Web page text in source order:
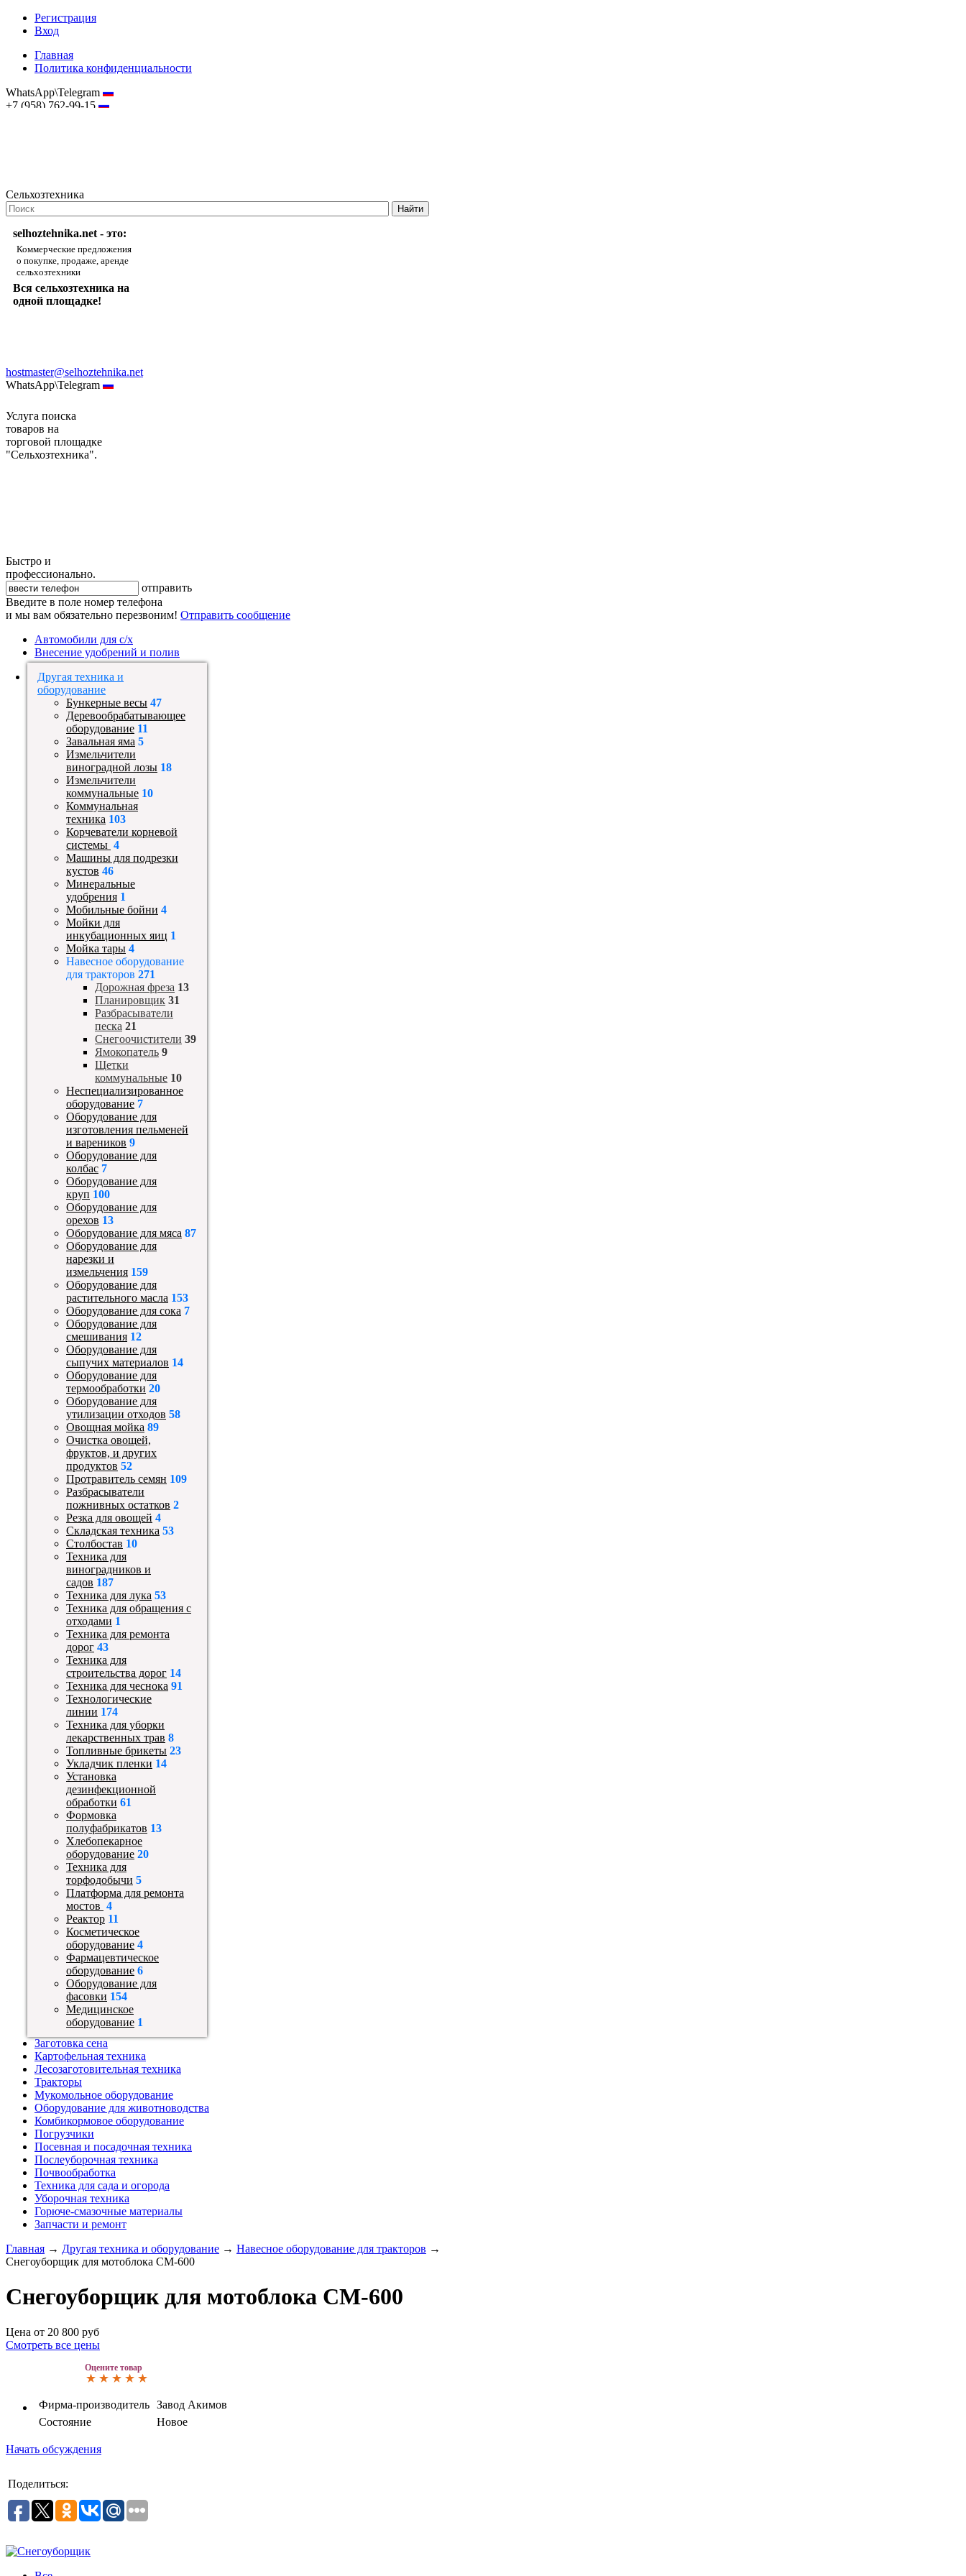
Регистрация
Вход
Главная
Политика конфиденциальности
WhatsApp\Telegram
+7 (958) 762-99-15
Сельхозтехника
selhoztehnika.net - это:
Коммерческие предложения
о покупке, продаже, аренде
сельхозтехники
Вся сельхозтехника на
одной площадке!
hostmaster@selhoztehnika.net
WhatsApp\Telegram
Услуга поиска
товаров на
торговой площадке
"Сельхозтехника".
Быстро и
профессионально.
отправить
Введите в поле номер телефона
и мы вам обязательно перезвоним! Отправить сообщение
Автомобили для с/х
Внесение удобрений и полив
Другая техника и
оборудование
Бункерные весы 47
Деревообрабатывающее
оборудование 11
Завальная яма 5
Измельчители
виноградной лозы 18
Измельчители
коммунальные 10
Коммунальная
техника 103
Корчеватели корневой
системы 4
Машины для подрезки
кустов 46
Минеральные
удобрения 1
Мобильные бойни 4
Мойки для
инкубационных яиц 1
Мойка тары 4
Навесное оборудование
для тракторов 271
Дорожная фреза 13
Планировщик 31
Разбрасыватели
песка 21
Снегоочистители 39
Ямокопатель 9
Щетки
коммунальные 10
Неспециализированное
оборудование 7
Оборудование для
изготовления пельменей
и вареников 9
Оборудование для
колбас 7
Оборудование для
круп 100
Оборудование для
орехов 13
Оборудование для мяса 87
Оборудование для
нарезки и
измельчения 159
Оборудование для
растительного масла 153
Оборудование для сока 7
Оборудование для
смешивания 12
Оборудование для
сыпучих материалов 14
Оборудование для
термообработки 20
Оборудование для
утилизации отходов 58
Овощная мойка 89
Очистка овощей,
фруктов, и других
продуктов 52
Протравитель семян 109
Разбрасыватели
пожнивных остатков 2
Резка для овощей 4
Складская техника 53
Столбостав 10
Техника для
виноградников и
садов 187
Техника для лука 53
Техника для обращения с
отходами 1
Техника для ремонта
дорог 43
Техника для
строительства дорог 14
Техника для чеснока 91
Технологические
линии 174
Техника для уборки
лекарственных трав 8
Топливные брикеты 23
Укладчик пленки 14
Установка
дезинфекционной
обработки 61
Формовка
полуфабрикатов 13
Хлебопекарное
оборудование 20
Техника для
торфодобычи 5
Платформа для ремонта
мостов 4
Реактор 11
Косметическое
оборудование 4
Фармацевтическое
оборудование 6
Оборудование для
фасовки 154
Медицинское
оборудование 1
Заготовка сена
Картофельная техника
Лесозаготовительная техника
Тракторы
Мукомольное оборудование
Оборудование для животноводства
Комбикормовое оборудование
Погрузчики
Посевная и посадочная техника
Послеуборочная техника
Почвообработка
Техника для сада и огорода
Уборочная техника
Горюче-смазочные материалы
Запчасти и ремонт
Главная → Другая техника и оборудование → Навесное оборудование для тракторов →
Снегоуборщик для мотоблока СМ-600
Снегоуборщик для мотоблока СМ-600
Цена от 20 800 руб
Смотреть все цены
Оцените товар
Фирма-производитель Завод Акимов
Состояние
Новое
Начать обсуждения
Поделиться: